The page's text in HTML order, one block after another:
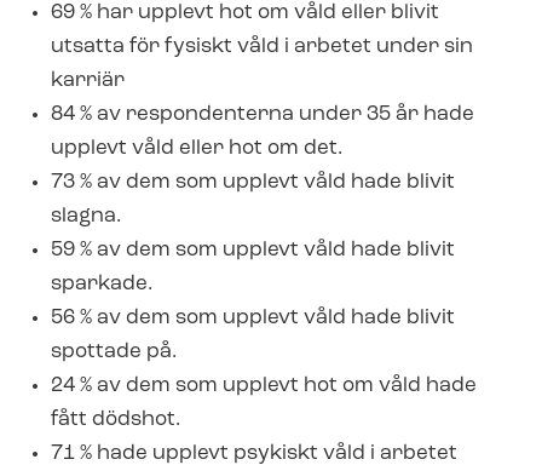
69 % har upplevt hot om våld eller blivit
utsatta för fysiskt våld i arbetet under sin
karriär
84 % av respondenterna under 35 år hade
upplevt våld eller hot om det.
73 % av dem som upplevt våld hade blivit
slagna.
59 % av dem som upplevt våld hade blivit
sparkade.
56 % av dem som upplevt våld hade blivit
spottade på.
24 % av dem som upplevt hot om våld hade
fått dödshot.
71 % hade upplevt psykiskt våld i arbetet